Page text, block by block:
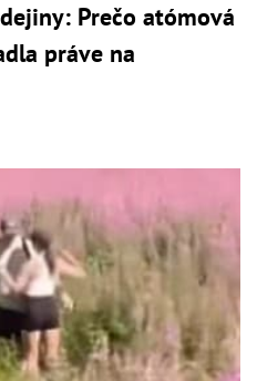
Prečo atómová
práve na